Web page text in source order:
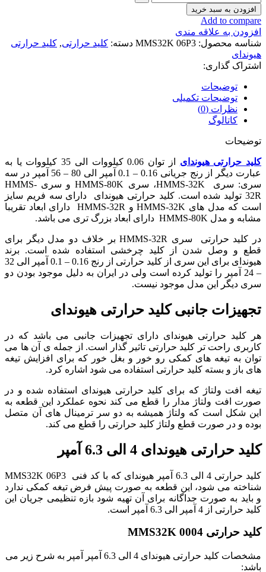
افزودن به سبد خرید
Add to compare
افزودن به علاقه مندی
شناسه محصول: MMS32K 06P3 دسته: کلید حرارتی, کلید حرارتی
هیوندای
اشتراک گذاری:
توضیحات
توضیحات تکمیلی
نظرات (0)
کاتالوگ
توضیحات
کلید حرارتی هیوندای
از توان 0.06 کیلووات الی 35 کیلووات یا به
عبارت دیگر از رنج جریانی 0.16 – 0.1 آمپر الی 80 – 56 آمپر در سه
سری: سری HMMS-32K، سری HMMS-80K و سری HMMS-
32R تولید شده است. کلید حرارتی هیوندای دارای سه فریم سایز
است که مدل های HMMS-32K و HMMS-32R دارای ابعاد تقریبا
مشابه و مدل HMMS-80K دارای ابعاد بزرگ تری می باشد.
در کلید حرارتی سری HMMS-32R بر خلاف دو مدل دیگر برای
قطع و وصل شدن از کلید چرخشی استفاده شده است. برند
هیوندای برای این سری از کلید حرارتی از رنج 0.16 – 0.1 آمپر الی 32
– 24 آمپر را تولید کرده است ولی در ایران به دلیل موجود بودن دو
سری دیگر این مدل موجود نیست.
تجهیزات جانبی کلید حرارتی هیوندای
هر کلید حرارتی هیوندای دارای تجهیزات جانبی می باشد که در
کاربری راحت تر کلید حرارتی تاثیر گذار است. از جمله ی آن ها می
توان به تیغه های کمکی رو خور و بغل خور که برای افزایش تیغه
های باز و بسته کلید حرارتی استفاده می شود اشاره کرد.
تیغه افت ولتاژ که برای کلید حرارتی هیوندای استفاده شده و در
صورت افت ولتاژ مدار را قطع می کند نحوه عملکرد این قطعه به
این شکل است که ولتاژ همیشه به دو سر ترمینال های آن متصل
بوده و در صورت قطع ولتاژ کلید حرارتی را قطع می کند.
کلید حرارتی هیوندای 4 الی 6.3 آمپر
کلید حرارتی 4 الی 6.3 آمپر هیوندای که با کد فنی MMS32K 06P3
شناخته می شود، این قطعه به صورت پیش فرض تیغه کمکی ندارد
و باید به صورت جداگانه برای آن تهیه شود بازه تنظیمی جریان این
کلید حرارتی از 4 آمپر الی 6.3 آمپر است.
کلید حرارتی MMS32K 0004
مشخصات کلید حرارتی هیوندای 4 الی 6.3 آمپر آمپر به شرح زیر می
باشد: